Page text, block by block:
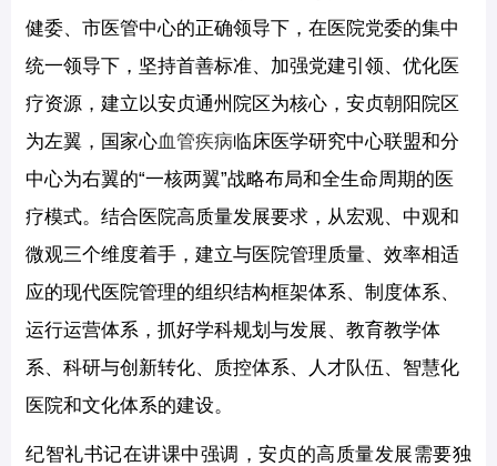
健委、市医管中心的正确领导下，在医院党委的集中
统一领导下，坚持首善标准、加强党建引领、优化医
疗资源，建立以安贞通州院区为核心，安贞朝阳院区
为左翼，国家心血管疾病临床医学研究中心联盟和分
中心为右翼的“一核两翼”战略布局和全生命周期的医
疗模式。结合医院高质量发展要求，从宏观、中观和
微观三个维度着手，建立与医院管理质量、效率相适
应的现代医院管理的组织结构框架体系、制度体系、
运行运营体系，抓好学科规划与发展、教育教学体
系、科研与创新转化、质控体系、人才队伍、智慧化
医院和文化体系的建设。
纪智礼书记在讲课中强调，安贞的高质量发展需要独